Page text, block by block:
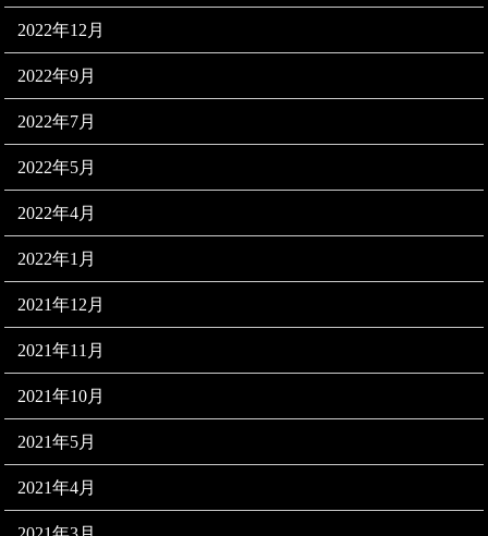
2022年12月
2022年9月
2022年7月
2022年5月
2022年4月
2022年1月
2021年12月
2021年11月
2021年10月
2021年5月
2021年4月